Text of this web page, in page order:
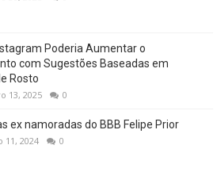
Poderia Aumentar o
com Sugestões Baseadas em
Rosto
13, 2025 0
ex namoradas do BBB Felipe Prior
11, 2024 0